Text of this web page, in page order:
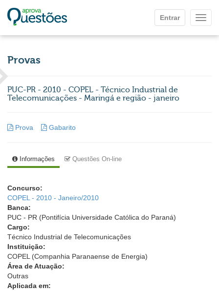
Entrar
Provas
PUC-PR - 2010 - COPEL - Técnico Industrial de
Telecomunicações - Maringá e região - janeiro
Prova Gabarito
Informações Questões On-line
Concurso:
COPEL - 2010 - Janeiro/2010
Banca:
PUC - PR (Pontifícia Universidade Católica do Paraná)
Cargo:
Técnico Industrial de Telecomunicações
Instituição:
COPEL (Companhia Paranaense de Energia)
Área de Atuação:
Outras
Aplicada em: